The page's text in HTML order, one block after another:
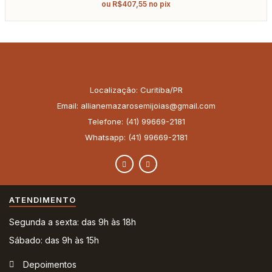
ou R$407,55 no pix
Localização: Curitiba/PR
Email: allianemazarosemijoias@gmail.com
Telefone: (41) 99669-2181
Whatsapp: (41) 99669-2181
ATENDIMENTO
Segunda a sexta: das 9h às 18h
Sábado: das 9h às 15h
Depoimentos